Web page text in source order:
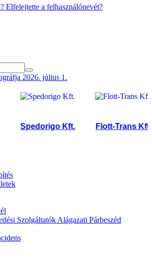
Elfelejtette a felhasználónevét?
Spedorigo Kft. Flott-Trans Kft.
Szolgáltatók Alágazati Párbeszéd